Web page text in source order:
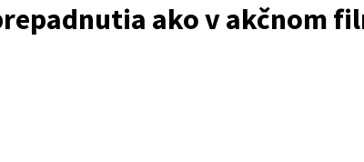
ako v akčnom